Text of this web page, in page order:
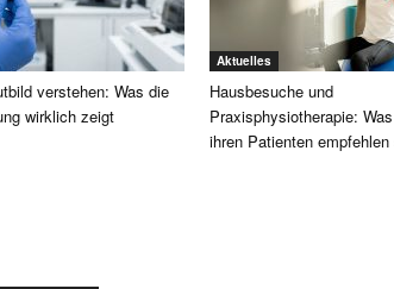
verstehen: Was die
wirklich zeigt
Aktuelles
Hausbesuche und
Praxisphysiotherapie:
ihren Patienten